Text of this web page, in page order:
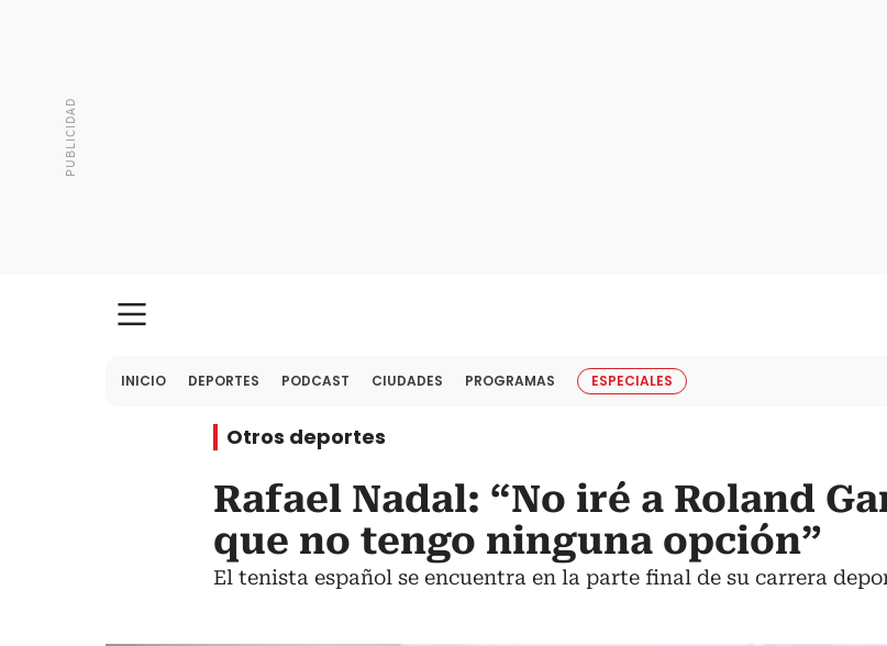
INICIO DEPORTES PODCAST CIUDADES PROGRAMAS ESPECIALES
Otros deportes
Rafael Nadal: “No iré a Roland
que no tengo ninguna opción”
El tenista español se encuentra en la parte final de su carrera